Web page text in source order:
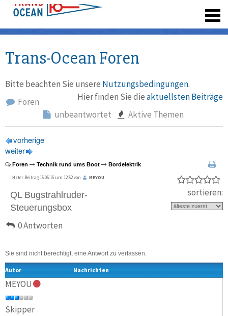
Trans-Ocean Foren
Bitte beachten Sie unsere Nutzungsbedingungen.
Hier finden Sie dieaktuellsten Beiträge
Foren
unbeantwortet
Aktive Themen
vorherige
weiter
Foren Technik rund ums Boot Bordelektrik
letzter Beitrag 15.05.15 um 12:52 von MEYOU
QL Bugstrahlruder-
Steuerungsbox
0 Antworten
sortieren:
Sie sind nicht berechtigt, eine Antwort zu verfassen.
Autor Nachrichten
MEYOU
Skipper